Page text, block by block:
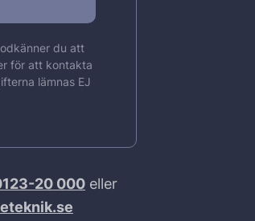
du att
för att kontakta
lämnas EJ
20 000 eller